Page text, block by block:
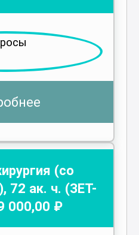
(со
, 72 ак. ч. (ЗЕТ-
000,00 ₽